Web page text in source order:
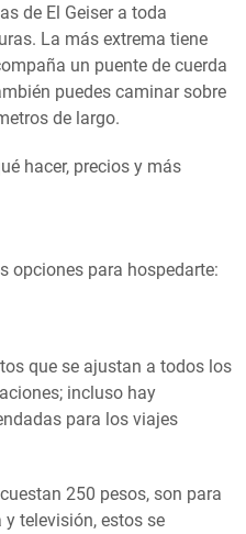
de El Geiser a toda
La más extrema tiene
un puente de cuerda
puedes caminar sobre
de largo.
opciones para hospedarte:
que se ajustan a todos los
incluso hay
para los viajes
250 pesos, son para
televisión, estos se